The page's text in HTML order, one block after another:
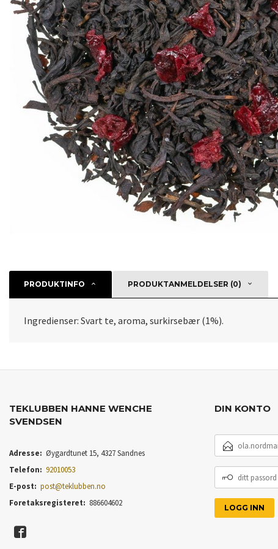
PRODUKTINFO PRODUKTANMELDELSER (0)
Ingredienser: Svart te, aroma, surkirsebær (1%).
TEKLUBBEN HANNE WENCHE
SVENDSEN
Adresse: Øygardtunet 15, 4327 Sandnes
Telefon: 92010053
E-post: post@teklubben.no
Foretaksregisteret: 886604602
DIN KONTO
POSTADRESSE
PASSORD